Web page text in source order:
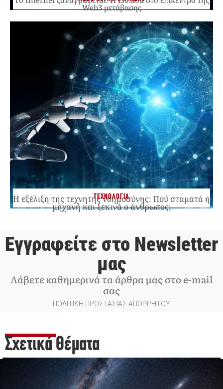
Web3 μετάβασης
ΤΕΧΝΟΛΟΓΙΑ
Η εξέλιξη της τεχνητής νοημοσύνης: Πού σταματά η
μηχανή και ξεκινά ο άνθρωπος;
Εγγραφείτε στο Newsletter
μας
Λάβετε καθημερινά τα άρθρα μας στο e-mail
σας
ΠΟΛΙΤΙΚΗ ΠΡΟΣΤΑΣΙΑΣ ΑΠΟΡΡΗΤΟΥ
Σχετικά Θέματα